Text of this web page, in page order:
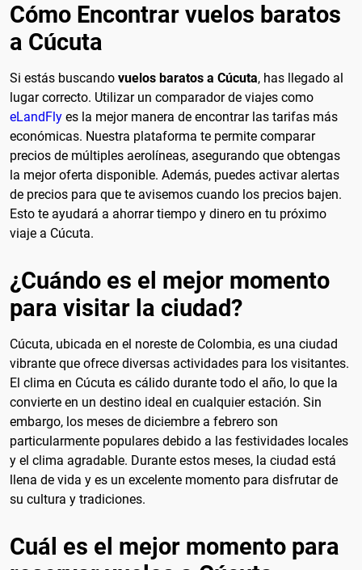
Cómo Encontrar vuelos baratos
a Cúcuta
Si estás buscando vuelos baratos a Cúcuta, has llegado al
lugar correcto. Utilizar un comparador de viajes como
eLandFly es la mejor manera de encontrar las tarifas más
económicas. Nuestra plataforma te permite comparar
precios de múltiples aerolíneas, asegurando que obtengas
la mejor oferta disponible. Además, puedes activar alertas
de precios para que te avisemos cuando los precios bajen.
Esto te ayudará a ahorrar tiempo y dinero en tu próximo
viaje a Cúcuta.
¿Cuándo es el mejor momento
para visitar la ciudad?
Cúcuta, ubicada en el noreste de Colombia, es una ciudad
vibrante que ofrece diversas actividades para los visitantes.
El clima en Cúcuta es cálido durante todo el año, lo que la
convierte en un destino ideal en cualquier estación. Sin
embargo, los meses de diciembre a febrero son
particularmente populares debido a las festividades locales
y el clima agradable. Durante estos meses, la ciudad está
llena de vida y es un excelente momento para disfrutar de
su cultura y tradiciones.
Cuál es el mejor momento para